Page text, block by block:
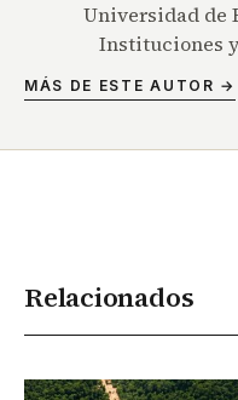
Universidad de
Instituciones
MÁS DE ESTE AUTOR →
Relacionados